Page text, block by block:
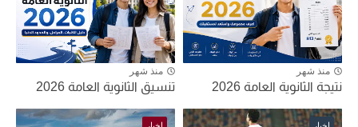
منذ شهر
نتيجة الثانوية العامة 2026
منذ شهر
تنسيق الثانوية العامة 2026